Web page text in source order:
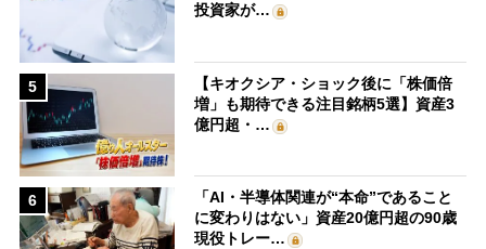
投資家が…
5
【キオクシア・ショック後に「株価倍
増」も期待できる注目銘柄5選】資産3
億円超・…
6
「AI・半導体関連が“本命”であること
に変わりはない」資産20億円超の90歳
現役トレー…